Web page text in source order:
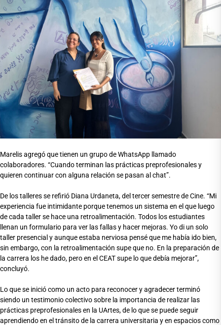
Marelis agregó que tienen un grupo de WhatsApp llamado
colaboradores. “Cuando terminan las prácticas preprofesionales y
quieren continuar con alguna relación se pasan al chat”.
De los talleres se refirió Diana Urdaneta, del tercer semestre de Cine. “Mi
experiencia fue intimidante porque tenemos un sistema en el que luego
de cada taller se hace una retroalimentación. Todos los estudiantes
llenan un formulario para ver las fallas y hacer mejoras. Yo di un solo
taller presencial y aunque estaba nerviosa pensé que me había ido bien,
sin embargo, con la retroalimentación supe que no. En la preparación de
la carrera los he dado, pero en el CEAT supe lo que debía mejorar”,
concluyó.
Lo que se inició como un acto para reconocer y agradecer terminó
siendo un testimonio colectivo sobre la importancia de realizar las
prácticas preprofesionales en la UArtes, de lo que se puede seguir
aprendiendo en el tránsito de la carrera universitaria y en espacios como